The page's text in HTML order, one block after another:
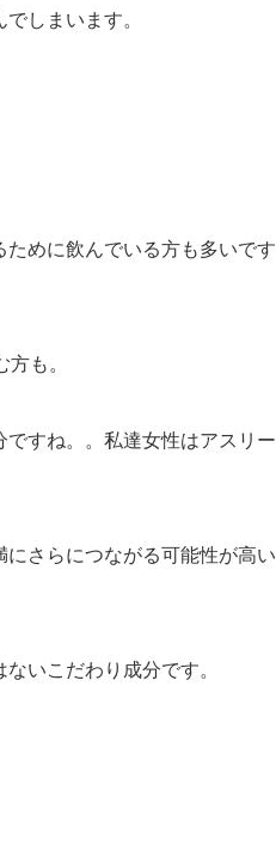
しまいます。
めに飲んでいる方も多いです
も。
すね。。私達女性はアスリー
さらにつながる可能性が高い
いこだわり成分です。